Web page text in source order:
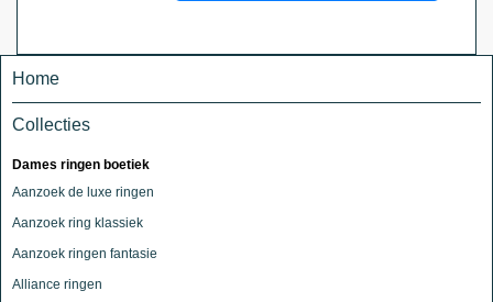
Home
Collecties
Dames ringen boetiek
Aanzoek de luxe ringen
Aanzoek ring klassiek
Aanzoek ringen fantasie
Alliance ringen